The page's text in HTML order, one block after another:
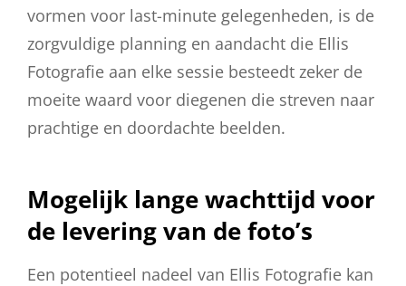
vormen voor last-minute gelegenheden, is de
zorgvuldige planning en aandacht die Ellis
Fotografie aan elke sessie besteedt zeker de
moeite waard voor diegenen die streven naar
prachtige en doordachte beelden.
Mogelijk lange wachttijd voor
de levering van de foto’s
Een potentieel nadeel van Ellis Fotografie kan